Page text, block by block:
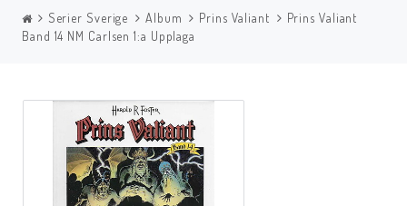
Serier
Böcker
Serier Sverige Album Prins Valiant
Prins Valiant
Band 14 NM Carlsen 1:a Upplaga